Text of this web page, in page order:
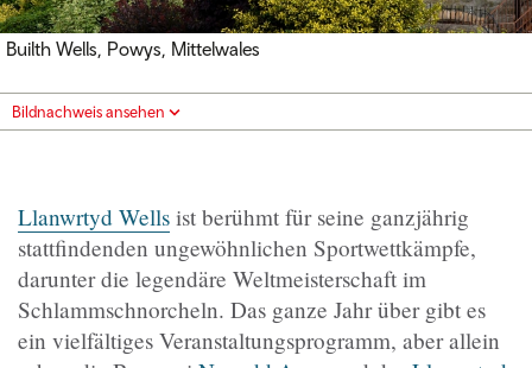
Builth Wells, Powys, Mittelwales
Bildnachweis ansehen
Llanwrtyd Wells ist berühmt für seine ganzjährig
stattfindenden ungewöhnlichen Sportwettkämpfe,
darunter die legendäre Weltmeisterschaft im
Schlammschnorcheln. Das ganze Jahr über gibt es
ein vielfältiges Veranstaltungsprogramm, aber allein